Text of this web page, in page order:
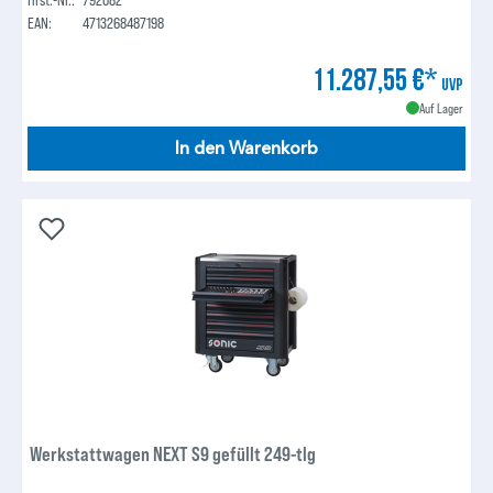
EAN:
4713268487198
11.287,55 €* UVP
Auf Lager
In den Warenkorb
Werkstattwagen NEXT S9 gefüllt 249-tlg